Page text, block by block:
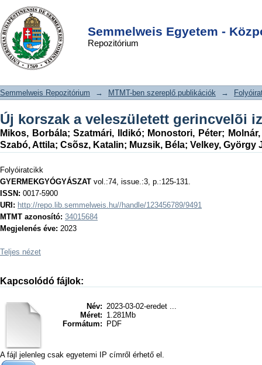
Semmelweis Egyetem -
Repozitórium
Új korszak a veleszületett gerincvelõi
izomsorvadás terén
DSpace/Manakin Repository
Semmelweis Repozitórium → MTMT-ben szereplő publikációk →
Új korszak a veleszületett gerincvelõi
Mikos, Borbála;Szatmári, Ildikó; Monostori, Péter;
Szabó, Attila; Csõsz, Katalin; Muzsik, Béla; Velkey, György
Folyóiratcikk
GYERMEKGYÓGYÁSZAT vol.:74, issue.:3, p.:125-131.
ISSN: 0017-5900
URI: http://repo.lib.semmelweis.hu//handle/123456789/9491
MTMT azonosító: 34015684
Megjelenés éve: 2023
Teljes nézet
Kapcsolódó fájlok:
Név: 2023-03-02-eredet ...
Méret: 1.281Mb
Formátum:
PDF
A fájl jelenleg csak egyetemi IP címről érhető el.